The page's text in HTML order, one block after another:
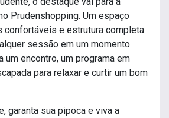
Prudenshopping. Um espaço
confortáveis e estrutura completa
sessão em um momento
encontro, um programa em
para relaxar e curtir um bom
garanta sua pipoca e viva a